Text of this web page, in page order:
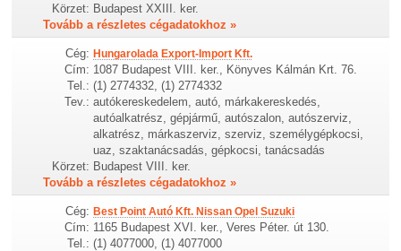
Körzet: Budapest XXIII. ker.
Tovább a részletes cégadatokhoz »
Cég: Hungarolada Export-Import Kft.
Cím: 1087 Budapest VIII. ker., Könyves Kálmán Krt. 76.
Tel.: (1) 2774332, (1) 2774332
Tev.: autókereskedelem, autó, márkakereskedés,
autóalkatrész, gépjármű, autószalon, autószerviz,
alkatrész, márkaszerviz, szerviz, személygépkocsi,
uaz, szaktanácsadás, gépkocsi, tanácsadás
Körzet: Budapest VIII. ker.
Tovább a részletes cégadatokhoz »
Cég: Best Point Autó Kft. Nissan Opel Suzuki
Cím: 1165 Budapest XVI. ker., Veres Péter. út 130.
Tel.: (1) 4077000, (1) 4077000